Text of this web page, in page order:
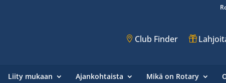
Club Finder
Liity mukaan Ajankohtaista Mikä on Rotary